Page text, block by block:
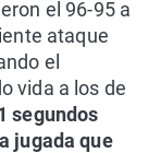
el 96-95 a
ataque
el
vida a los de
segundos
jugada que